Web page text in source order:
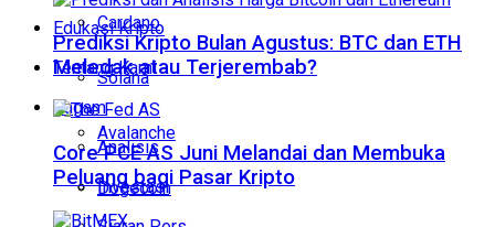
Edukasi Kripto
Tentang Kami
Ragam
Analisis
Investasi
Cardano
Solana
Avalanche
Dogecoin
Prediksi Kripto Bulan Agustus: BTC dan ETH
Meledak atau Terjerembab?
Core PCE AS Juni Melandai dan Membuka
Peluang bagi Pasar Kripto